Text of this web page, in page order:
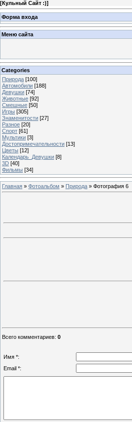
[Кульный Сайт :)]
Форма входа
Меню сайта
Categories
Природа [100]
Автомобили [188]
Девушки [74]
Животные [92]
Смешные [50]
Игры [305]
Знаменитости [27]
Разное [20]
Спорт [61]
Мультики [3]
Достопримечательности [13]
Цветы [12]
Календарь_Девушки [8]
3D [40]
Фильмы [34]
Главная » Фотоальбом » Природа » Фотография 6
Всего комментариев: 0
Имя *:
Email *: